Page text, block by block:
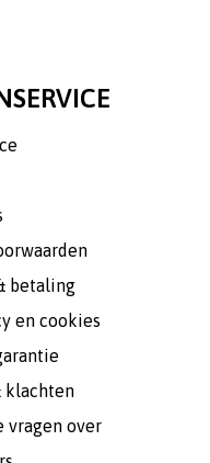
betaling
en cookies
klachten
vragen over